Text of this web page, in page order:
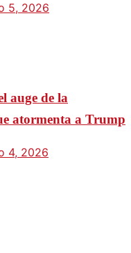
5, 2026
auge de la
atormenta a Trump
4, 2026